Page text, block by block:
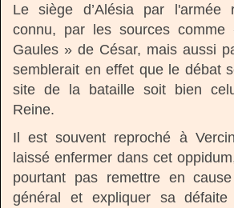
Le siège d’Alésia par l'armée
connu, par les sources
Gaules » de César, mais aussi
semblerait en effet que le débat
site de la bataille soit bien
Reine.
Il est souvent reproché à
laissé enfermer dans cet
pourtant pas remettre en
général et expliquer sa